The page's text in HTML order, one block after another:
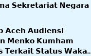
𝗦𝗲𝗸𝗿𝗲𝘁𝗮𝗿𝗶𝗮𝘁 𝗡𝗲𝗴𝗮𝗿𝗮
𝗔𝘂𝗱𝗶𝗲𝗻𝘀𝗶
𝗠𝗲𝗻𝗸𝗼 𝗞𝘂𝗺𝗵𝗮𝗺
𝗧𝗲𝗿𝗸𝗮𝗶𝘁 𝗦𝘁𝗮𝘁𝘂𝘀 𝗪𝗮𝗸𝗮𝗳